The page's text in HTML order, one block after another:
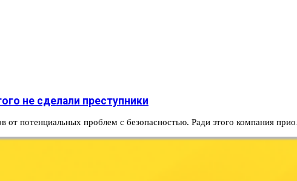
не сделали преступники
от потенциальных проблем с безопасностью. Ради этого компания